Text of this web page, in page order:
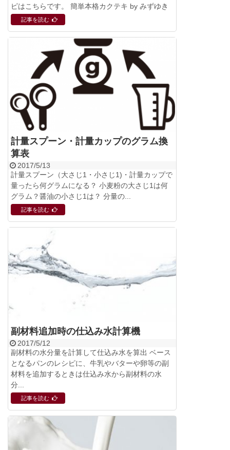
ピはこちらです。 簡単本格カクテキ by みずゆき
記事を読む
計量スプーン・計量カップのグラム換
算表
2017/5/13
計量スプーン（大さじ1・小さじ1)・計量カップで
量ったら何グラムになる？ 小麦粉の大さじ1は何
グラム？醤油の小さじ1は？ 分量の...
記事を読む
副材料追加時の仕込み水計算機
2017/5/12
副材料の水分量を計算して仕込み水を算出 ベース
となるパンのレシピに、牛乳やバターや卵等の副
材料を追加するときは仕込み水から副材料の水
分...
記事を読む